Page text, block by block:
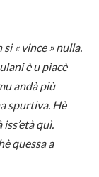
« vince » nulla.
è u piacè
andà più
spurtiva. Hè
quì.
quessa a